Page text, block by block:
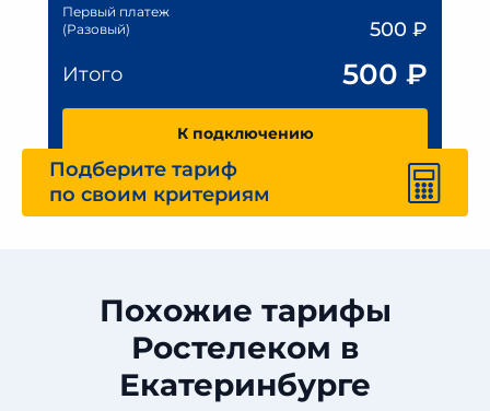
Первый платеж
(Разовый)
500 ₽
Итого
500 ₽
К подключению
Подберите тариф
по своим критериям
Похожие тарифы
Ростелеком в
Екатеринбурге